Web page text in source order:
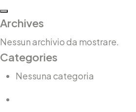
Archives
Nessun archivio da mostrare.
Categories
Nessuna categoria